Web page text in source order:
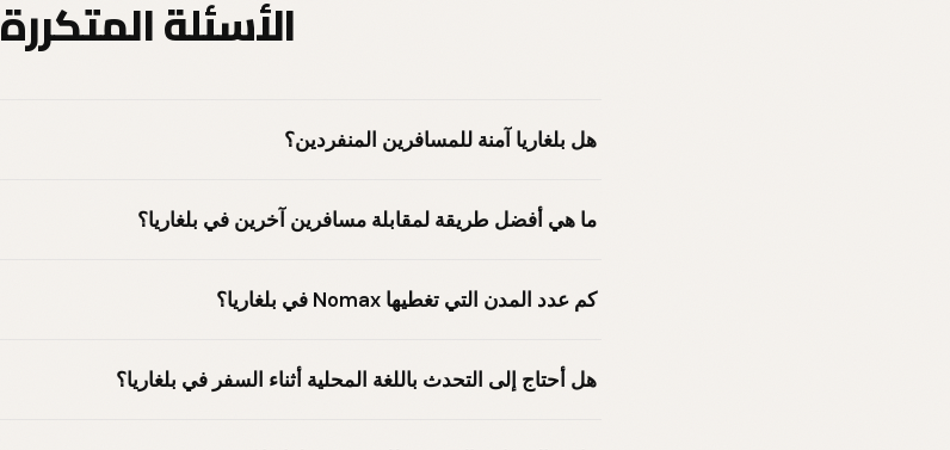
الأسئلة المتكررة
هل بلغاريا آمنة للمسافرين المنفردين؟
ما هي أفضل طريقة لمقابلة مسافرين آخرين في بلغاريا؟
كم عدد المدن التي تغطيها Nomax في بلغاريا؟
هل أحتاج إلى التحدث باللغة المحلية أثناء السفر في بلغاريا؟